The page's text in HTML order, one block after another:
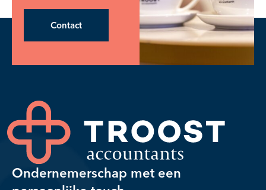
Contact
Ondernemerschap met een